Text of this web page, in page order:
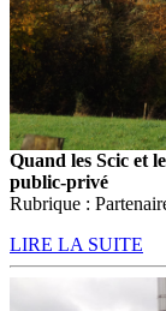
Quand les Scic et
public-privé
Rubrique :
LIRE LA SUITE